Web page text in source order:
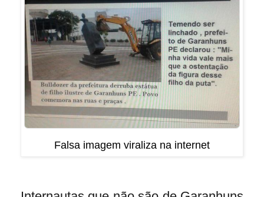
Falsa imagem viraliza na internet